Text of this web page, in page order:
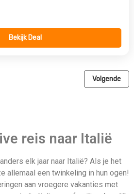
gastvrije Italiaanse families, heerlijk
stranden. Kies dit jaar voor een
vakantie in Italië en laat je echt
met het prachtige blauwe
dorpjes zoals Limone sul
eilanden Sardinië en Sicilië met
maken. Als je alle mooie plekjes
dat je volgend jaar weer naar Italië
komt!